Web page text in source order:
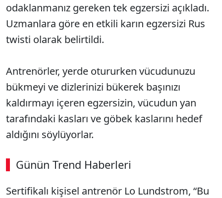
odaklanmanız gereken tek egzersizi açıkladı.
Uzmanlara göre en etkili karın egzersizi Rus
twisti olarak belirtildi.
Antrenörler, yerde otururken vücudunuzu
bükmeyi ve dizlerinizi bükerek başınızı
kaldırmayı içeren egzersizin, vücudun yan
tarafındaki kasları ve göbek kaslarını hedef
aldığını söylüyorlar.
Günün Trend Haberleri
Sertifikalı kişisel antrenör Lo Lundstrom, “Bu